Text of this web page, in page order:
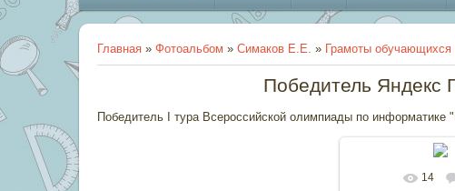
Главная » Фотоальбом » Симаков Е.Е. » Грамоты
Победитель Яндекс
Победитель I тура Всероссийской олимпиады по информатике
В реальном
14